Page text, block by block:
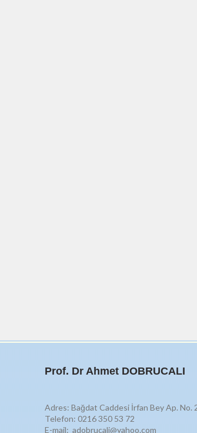
Prof. Dr Ahmet DOBRUCALI
Adres: Bağdat Caddesi İrfan Bey Ap. No.
Telefon: 0216 350 53 72
E-mail: adobrucali@yahoo.com